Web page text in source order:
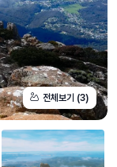
전체보기 (3)